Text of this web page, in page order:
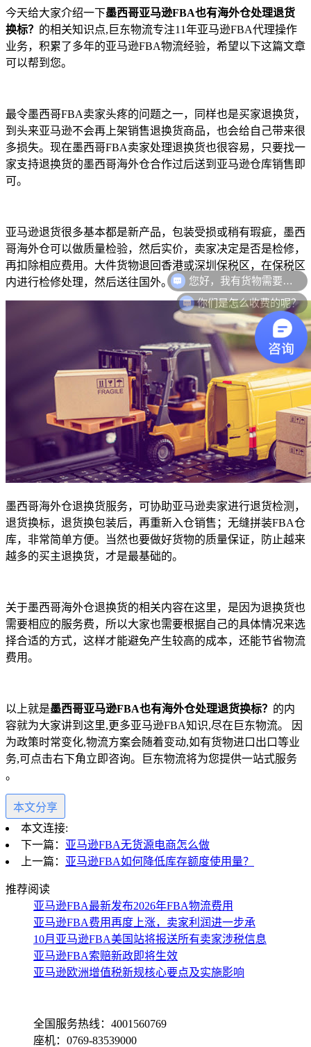
今天给大家介绍一下墨西哥亚马逊FBA也有海外仓处理退货
换标？ 的相关知识点,巨东物流专注11年亚马逊FBA代理操作
业务，积累了多年的亚马逊FBA物流经验，希望以下这篇文章
可以帮到您。
最令墨西哥FBA卖家头疼的问题之一，同样也是买家退换货，
到头来亚马逊不会再上架销售退换货商品，也会给自己带来很
多损失。现在墨西哥FBA卖家处理退换货也很容易，只要找一
家支持退换货的墨西哥海外仓合作过后送到亚马逊仓库销售即
可。
亚马逊退货很多基本都是新产品，包装受损或稍有瑕疵，墨西
哥海外仓可以做质量检验，然后实价，卖家决定是否是检修，
再扣除相应费用。大件货物退回香港或深圳保税区，在保税区
内进行检修处理，然后送往国外。
墨西哥海外仓退换货服务，可协助亚马逊卖家进行退货检测，
退货换标，退货换包装后，再重新入仓销售；无缝拼装FBA仓
库，非常简单方便。当然也要做好货物的质量保证，防止越来
越多的买主退换货，才是最基础的。
关于墨西哥海外仓退换货的相关内容在这里，是因为退换货也
需要相应的服务费，所以大家也需要根据自己的具体情况来选
择合适的方式，这样才能避免产生较高的成本，还能节省物流
费用。
以上就是墨西哥亚马逊FBA也有海外仓处理退货换标？ 的内
容就为大家讲到这里,更多亚马逊FBA知识,尽在巨东物流。 因
为政策时常变化,物流方案会随着变动,如有货物进口出口等业
务,可点击右下角立即咨询。巨东物流将为您提供一站式服务
。
本文分享
本文连接:
下一篇： 亚马逊FBA无货源电商怎么做
上一篇： 亚马逊FBA如何降低库存额度使用量？
推荐阅读
亚马逊FBA最新发布2026年FBA物流费用
亚马逊FBA费用再度上涨，卖家利润进一步承
10月亚马逊FBA美国站将报送所有卖家涉税信息
亚马逊FBA索赔新政即将生效
亚马逊欧洲增值税新规核心要点及实施影响
全国服务热线：4001560769
座机：0769-83539000
您好，我有货物需要你们的产品。
你们是怎么收费的呢？